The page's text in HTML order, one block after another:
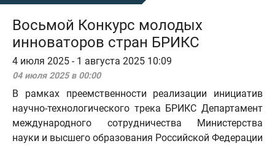
Восьмой Конкурс молодых
инноваторов стран БРИКС
4 июля 2025 - 1 августа 2025 10:09
04 июля 2025 в 00:00
В рамках преемственности реализации инициатив
научно-технологического трека БРИКС Департамент
международного сотрудничества Министерства
науки и высшего образования Российской Федерации